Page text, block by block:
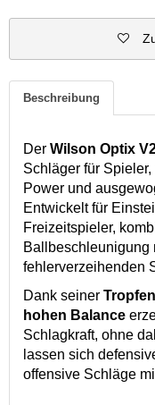
Beschreibung
Der Wilson Optix
Schläger für
Power und
Entwickelt für
Freizeitspieler,
Ballbeschleunigung
fehlerverzeihenden
Dank seiner
hohen Balance
Schlagkraft, ohne
lassen sich
offensive Schläge